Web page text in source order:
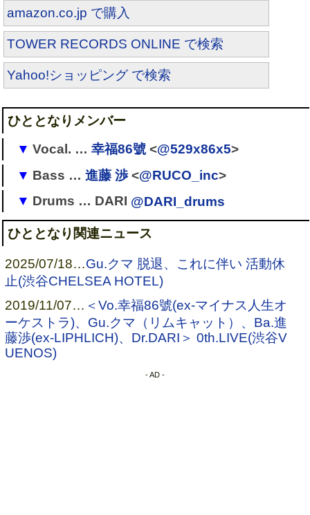
amazon.co.jp で購入
TOWER RECORDS ONLINE で検索
Yahoo!ショッピング で検索
ひととなりメンバー
Vocal. … 幸福86號<@529x86x5>
→ Kennon
→ トロイメライ
→ 犯罪者はじめました
→キボウ屋本舗
→マイナス人生オーケストラ
→ 赫春、H∧L、 ひととなり(幸福86號)、I hate your
rules.(ハル)
Bass … 進藤 渉<@RUCO_inc>
→LIPHLICH[2 ]
→ひととなり、CRAZY PUNK KID(サポート)、
Ruiza solo works(サポート)、
ート)
→ DRUGS
Drums … DARI @DARI_drums
→ ひととなり
ひととなり関連ニュース
2025/07/18…Gu.クマ 脱退、これに伴い 活動休
止(渋谷CHELSEA HOTEL)
2019/11/07… ＜Vo.幸福86號(ex-マイナス人生オ
ーケストラ)、Gu.クマ（リムキャット）、Ba.進
藤渉(ex-LIPHLICH)、Dr.DARI＞ 0th.LIVE(渋谷V
UENOS)
- AD -